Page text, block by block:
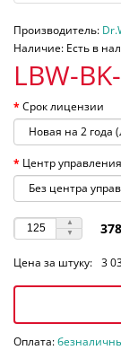
Производитель:
Наличие: Есть в
LBW-
Срок лицензии
Центр управления
Цена за штуку: 3
Оплата: